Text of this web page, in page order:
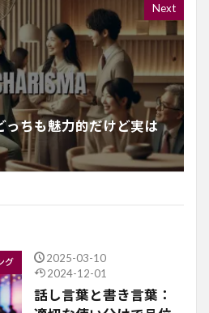
Next
っちも魅力的だけど実は
グ
2025-03-10
2024-12-01
話し言葉と書き言葉：